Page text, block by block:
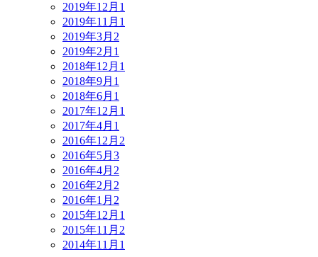
2019年12月 1
2019年11月 1
2019年3月 2
2019年2月 1
2018年12月 1
2018年9月 1
2018年6月 1
2017年12月 1
2017年4月 1
2016年12月 2
2016年5月 3
2016年4月 2
2016年2月 2
2016年1月 2
2015年12月 1
2015年11月 2
2014年11月 1